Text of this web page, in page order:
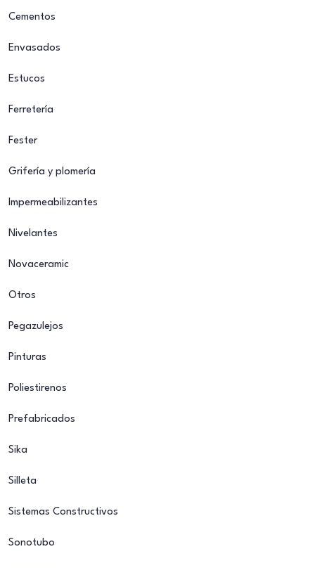
Cementos
Envasados
Estucos
Ferretería
Fester
Grifería y plomería
Impermeabilizantes
Nivelantes
Novaceramic
Otros
Pegazulejos
Pinturas
Poliestirenos
Prefabricados
Sika
Silleta
Sistemas Constructivos
Sonotubo